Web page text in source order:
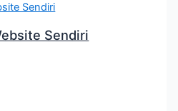
Sendiri